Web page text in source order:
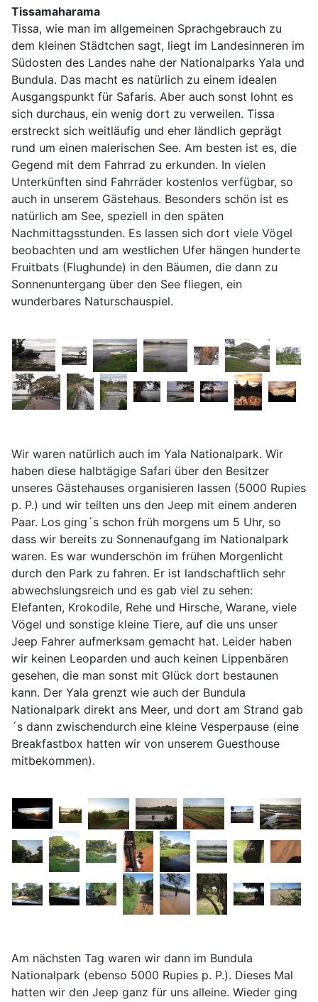
Tissamaharama
Tissa, wie man im allgemeinen Sprachgebrauch zu
dem kleinen Städtchen sagt, liegt im Landesinneren im
Südosten des Landes nahe der Nationalparks Yala und
Bundula. Das macht es natürlich zu einem idealen
Ausgangspunkt für Safaris. Aber auch sonst lohnt es
sich durchaus, ein wenig dort zu verweilen. Tissa
erstreckt sich weitläufig und eher ländlich geprägt
rund um einen malerischen See. Am besten ist es, die
Gegend mit dem Fahrrad zu erkunden. In vielen
Unterkünften sind Fahrräder kostenlos verfügbar, so
auch in unserem Gästehaus. Besonders schön ist es
natürlich am See, speziell in den späten
Nachmittagsstunden. Es lassen sich dort viele Vögel
beobachten und am westlichen Ufer hängen hunderte
Fruitbats (Flughunde) in den Bäumen, die dann zu
Sonnenuntergang über den See fliegen, ein
wunderbares Naturschauspiel.
Wir waren natürlich auch im Yala Nationalpark. Wir
haben diese halbtägige Safari über den Besitzer
unseres Gästehauses organisieren lassen (5000 Rupies
p. P.) und wir teilten uns den Jeep mit einem anderen
Paar. Los ging´s schon früh morgens um 5 Uhr, so
dass wir bereits zu Sonnenaufgang im Nationalpark
waren. Es war wunderschön im frühen Morgenlicht
durch den Park zu fahren. Er ist landschaftlich sehr
abwechslungsreich und es gab viel zu sehen:
Elefanten, Krokodile, Rehe und Hirsche, Warane, viele
Vögel und sonstige kleine Tiere, auf die uns unser
Jeep Fahrer aufmerksam gemacht hat. Leider haben
wir keinen Leoparden und auch keinen Lippenbären
gesehen, die man sonst mit Glück dort bestaunen
kann. Der Yala grenzt wie auch der Bundula
Nationalpark direkt ans Meer, und dort am Strand gab
´s dann zwischendurch eine kleine Vesperpause (eine
Breakfastbox hatten wir von unserem Guesthouse
mitbekommen).
Am nächsten Tag waren wir dann im Bundula
Nationalpark (ebenso 5000 Rupies p. P.). Dieses Mal
hatten wir den Jeep ganz für uns alleine. Wieder ging